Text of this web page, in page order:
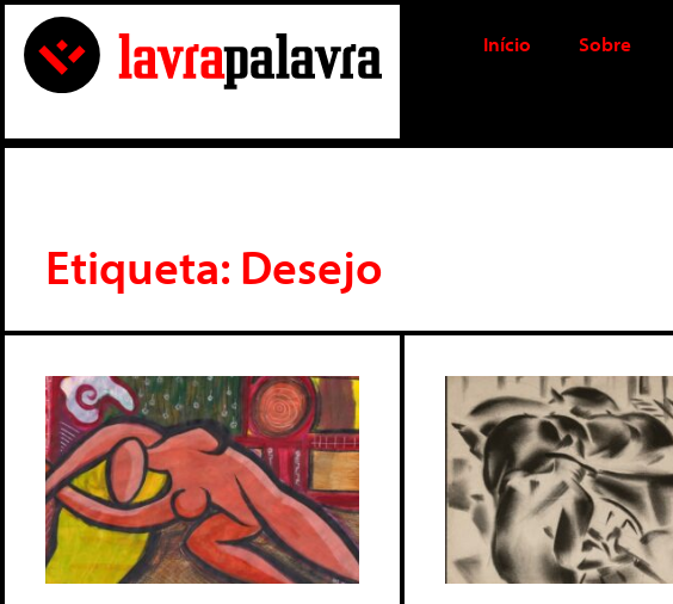
Início Sobre
Etiqueta: Desejo